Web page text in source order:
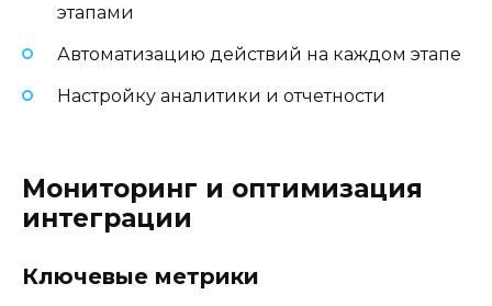
этапами
Автоматизацию действий на каждом этапе
Настройку аналитики и отчетности
Мониторинг и оптимизация
интеграции
Ключевые метрики